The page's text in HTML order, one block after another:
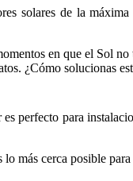
solares de la
en que el Sol
¿Cómo solucionas
perfecto para
más cerca posible